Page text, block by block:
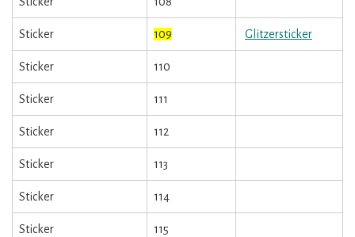
Sticker 109 Glitzersticker
Sticker 110
Sticker 111
Sticker 112
Sticker 113
Sticker 114
Sticker 115